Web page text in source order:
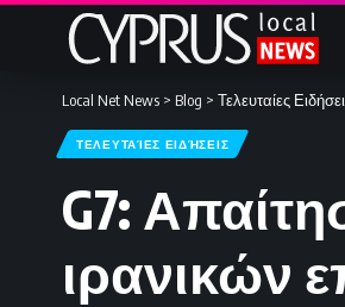
Local Net News > Blog > Τελευταίες
ΤΕΛΕΥΤΑΊΕΣ ΕΙΔΉΣΕΙΣ
G7:
ιρανικών